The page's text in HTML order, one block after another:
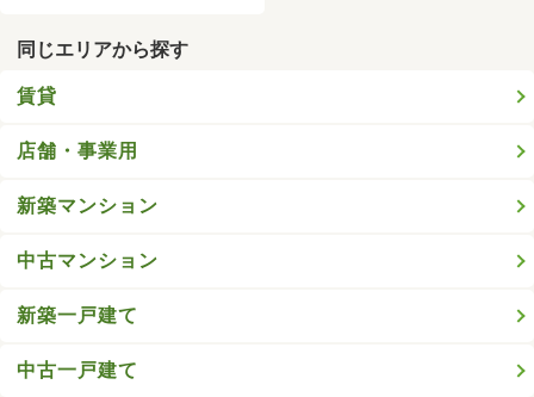
同じエリアから探す
賃貸
店舗・事業用
新築マンション
中古マンション
新築一戸建て
中古一戸建て